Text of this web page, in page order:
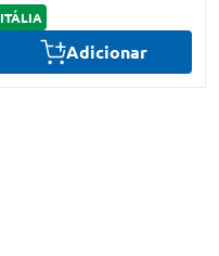
ITÁLIA
Adicionar